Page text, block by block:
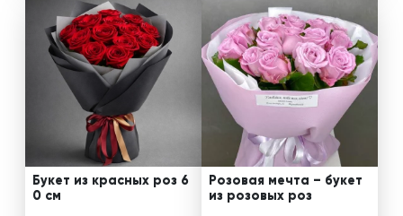
Букет из красных роз 6
0 см
Розовая мечта – букет
из розовых роз